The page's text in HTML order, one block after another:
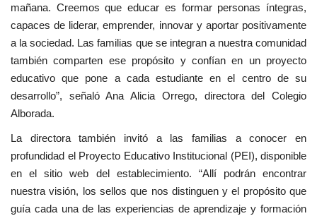
mañana. Creemos que educar es formar personas íntegras,
capaces de liderar, emprender, innovar y aportar positivamente
a la sociedad. Las familias que se integran a nuestra comunidad
también comparten ese propósito y confían en un proyecto
educativo que pone a cada estudiante en el centro de su
desarrollo”, señaló Ana Alicia Orrego, directora del Colegio
Alborada.
La directora también invitó a las familias a conocer en
profundidad el Proyecto Educativo Institucional (PEI), disponible
en el sitio web del establecimiento. “Allí podrán encontrar
nuestra visión, los sellos que nos distinguen y el propósito que
guía cada una de las experiencias de aprendizaje y formación